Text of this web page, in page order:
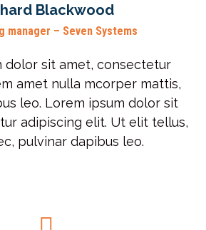
Blackwood
manager – Seven Systems
dolor sit amet, consectetur
amet nulla mcorper mattis,
leo. Lorem ipsum dolor sit
adipiscing elit. Ut elit tellus,
pulvinar dapibus leo.